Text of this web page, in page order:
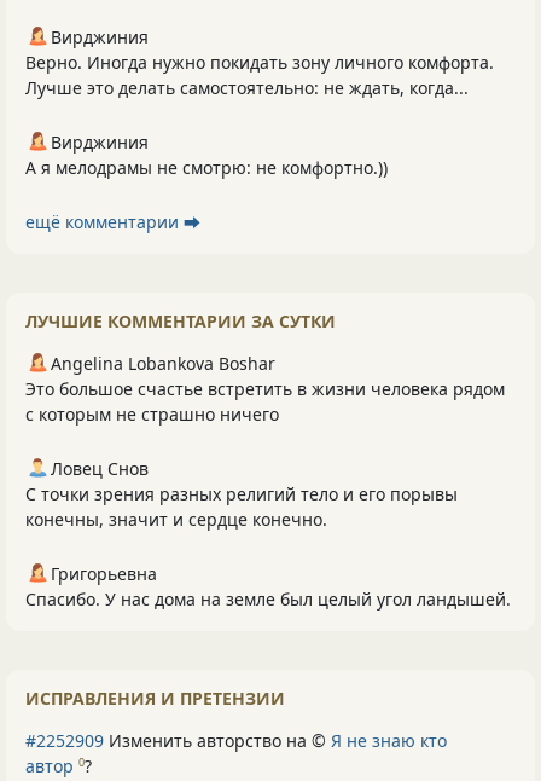
Вирджиния
Верно. Иногда нужно покидать зону личного комфорта.
Лучше это делать самостоятельно: не ждать, когда...
Вирджиния
А я мелодрамы не смотрю: не комфортно.))
ещё комментарии ⮕
ЛУЧШИЕ КОММЕНТАРИИ ЗА СУТКИ
Angelina Lobankova Boshar
Это большое счастье встретить в жизни человека рядом
с которым не страшно ничего
Ловец Снов
С точки зрения разных религий тело и его порывы
конечны, значит и сердце конечно.
Григорьевна
Спасибо. У нас дома на земле был целый угол ландышей.
ИСПРАВЛЕНИЯ И ПРЕТЕНЗИИ
#2252909 Изменить авторство на © Я не знаю кто
автор 0?